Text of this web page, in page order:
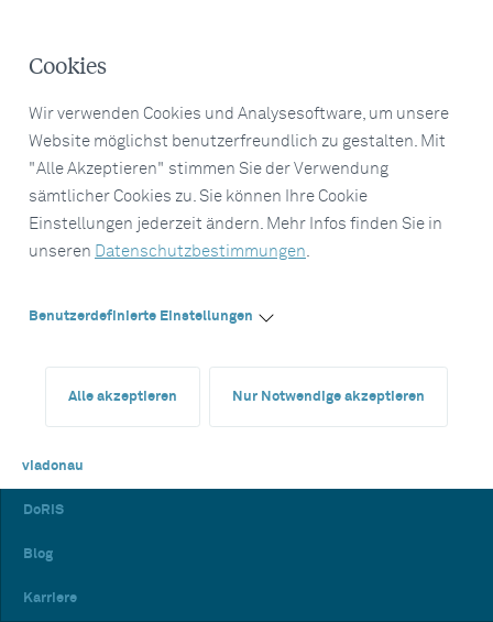
Cookies
Wir verwenden Cookies und Analysesoftware, um unsere
Website möglichst benutzerfreundlich zu gestalten. Mit
"Alle Akzeptieren" stimmen Sie der Verwendung
sämtlicher Cookies zu. Sie können Ihre Cookie
Einstellungen jederzeit ändern. Mehr Infos finden Sie in
unseren Datenschutzbestimmungen.
Benutzerdefinierte Einstellungen
Alle akzeptieren Nur Notwendige akzeptieren
viadonau
DoRIS
Blog
Karriere